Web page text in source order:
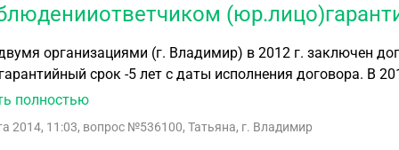
организациями (г. Владимир) в 2012 г. заключен
срок -5 лет с даты исполнения договора. В
В договоре был указан адрес ответчика - г. Владимир.,
им гарантийных обязательств по договору, тем
полностью
2014, 11:03, вопрос №536100, Татьяна, г. Владимир